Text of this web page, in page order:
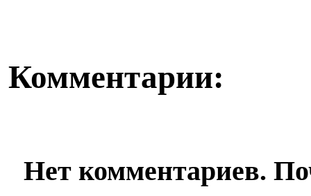
Комментарии:
Нет комментариев.